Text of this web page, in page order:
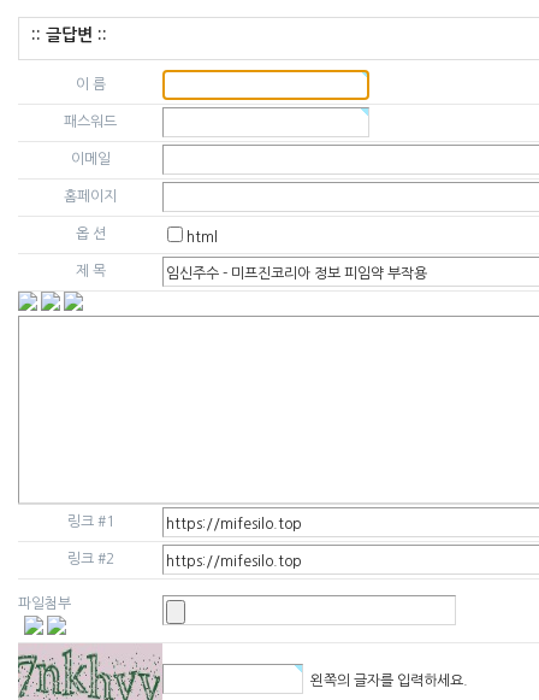
:: 글답변 ::
이 름
패스워드
이메일
홈페이지
옵 션 html
제 목
링크 #1
링크 #2
파일첨부
왼쪽의 글자를 입력하세요.